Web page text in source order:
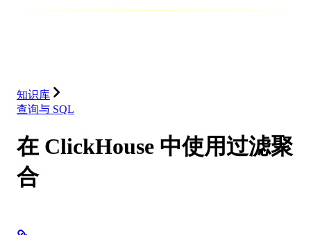
知识库
查询与 SQL
在 ClickHouse 中使用过滤聚
合